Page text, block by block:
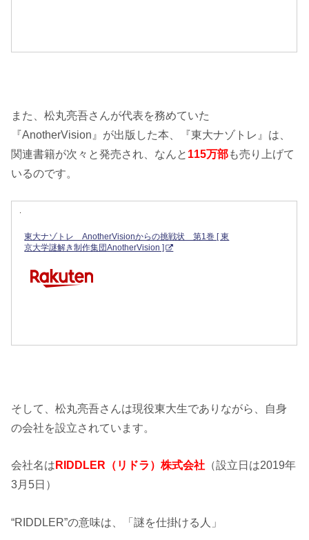
また、松丸亮吾さんが代表を務めていた
『AnotherVision』が出版した本、『東大ナゾトレ』は、
関連書籍が次々と発売され、なんと 115万部も売り上げて
いるのです。
東大ナゾトレ AnotherVisionからの挑戦状 第1巻 [ 東
京大学謎解き制作集団AnotherVision ]
そして、松丸亮吾さんは現役東大生でありながら、自身
の会社を設立されています。
会社名は RIDDLER（リドラ）株式会社 （設立日は2019年
3月5日）
“RIDDLER”の意味は、「謎を仕掛ける人」